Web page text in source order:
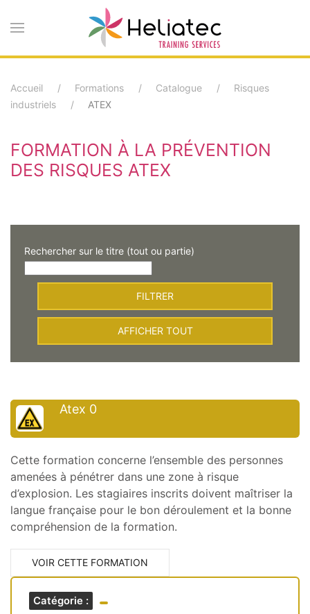
au
principal
Accueil Formations Catalogue
Risques
industriels
ATEX
FORMATION À LA PRÉVENTION
DES RISQUES ATEX
Rechercher sur le titre (tout ou partie)
FILTRER
AFFICHER TOUT
Atex 0
Cette formation concerne l’ensemble des personnes
amenées à pénétrer dans une zone à risque
d’explosion. Les stagiaires inscrits doivent maîtriser la
langue française pour le bon déroulement et la bonne
compréhension de la formation.
VOIR CETTE FORMATION
Catégorie :